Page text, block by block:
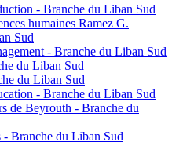
- Branche du Liban Sud
humaines Ramez G.
Sud
- Branche du Liban Sud
du Liban Sud
du Liban Sud
- Branche du Liban Sud
de Beyrouth - Branche du
- Branche du Liban Sud